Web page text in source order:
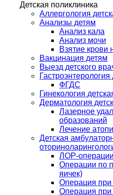
Детская поликлиника
Аллергология
Анализы детям
Анализ кала
Анализ мочи
Взятие крови
Вакцинация детям
Выезд детского
Гастроэнтерология
ФГДС
Гинекология
Дерматология
Лазерное
образований
Лечение
Детская
ЛОР-операции
Операции по
яичек)
Операция
Операция